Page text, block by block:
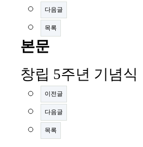
다음글
목록
본문
창립 5주년 기념식
이전글
다음글
목록